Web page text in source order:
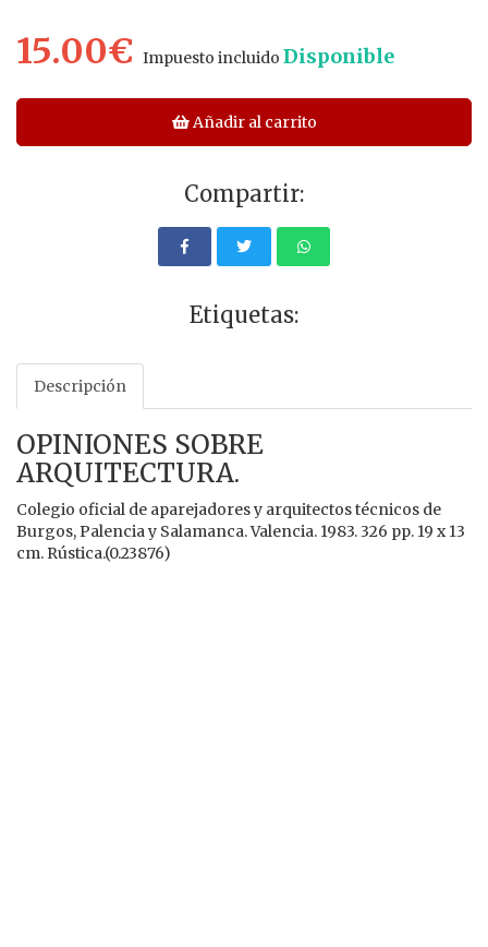
15.00€ Impuesto incluido Disponible
Añadir al carrito
Compartir:
Etiquetas:
Descripción
OPINIONES SOBRE
ARQUITECTURA.
Colegio oficial de aparejadores y arquitectos técnicos de
Burgos, Palencia y Salamanca. Valencia. 1983. 326 pp. 19 x 13
cm. Rústica.(0.23876)